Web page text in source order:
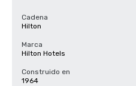
Cadena
Hilton
Marca
Hilton Hotels
Construido en
1964